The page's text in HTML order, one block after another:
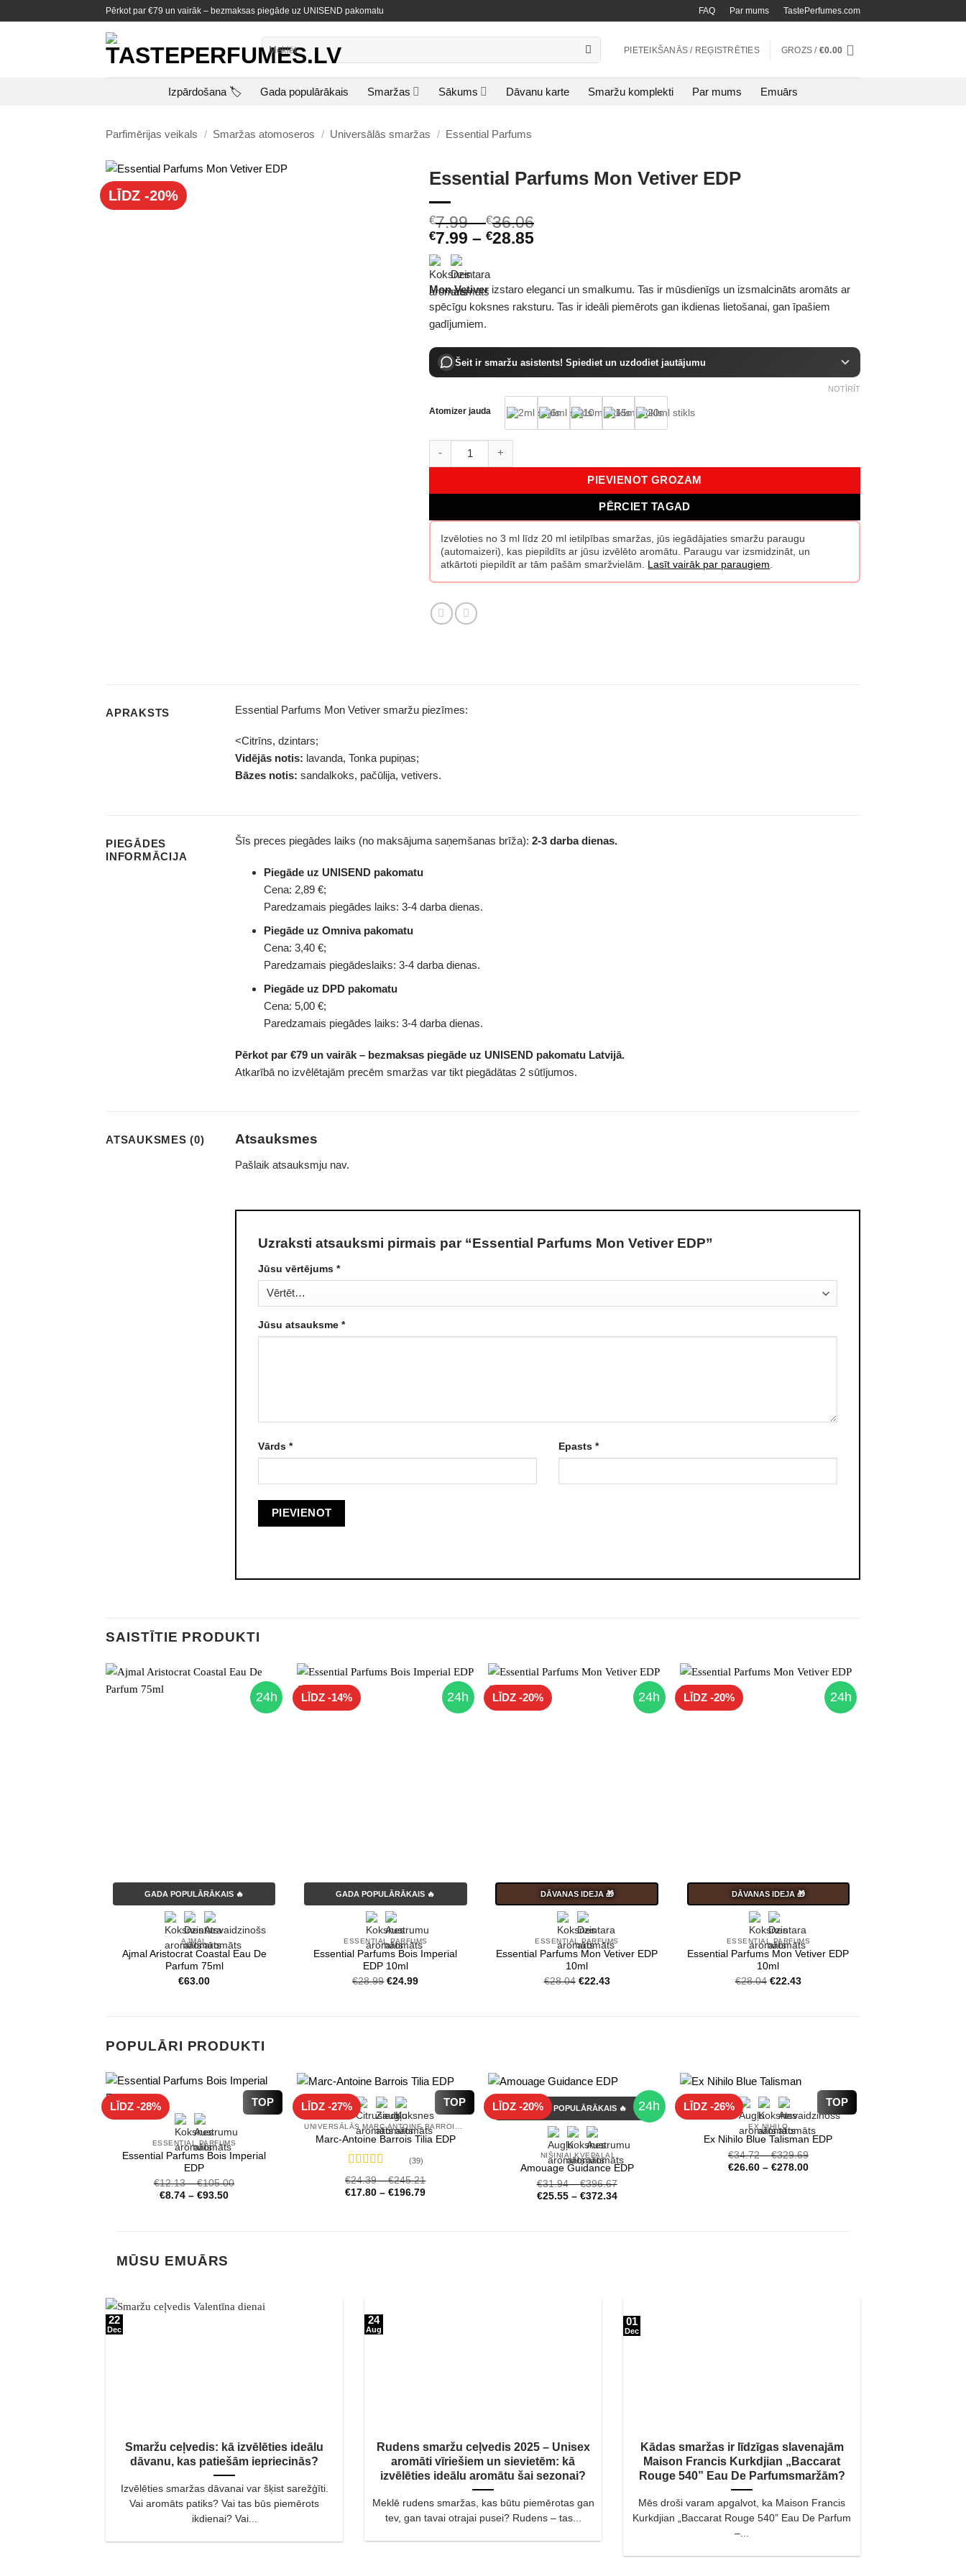
to
Pērkot par €79 un vairāk – bezmaksas piegāde uz UNISEND pakomatu FAQ Par mums TastePerfumes.com
PIETEIKŠANĀS / REĢISTRĒTIES GROZS / €0.00
Izpārdošana 🏷️ Gada populārākais Smaržas Sākums Dāvanu karte Smaržu komplekti Par mums Emuārs
Parfimērijas veikals / Smaržas atomoseros / Universālās smaržas / Essential Parfums
LĪDZ -20%
Essential Parfums Mon Vetiver EDP
€7.99–€36.06
€7.99 – €28.85
Mon Vetiver izstaro eleganci un smalkumu. Tas ir mūsdienīgs un izsmalcināts aromāts ar
spēcīgu koksnes raksturu. Tas ir ideāli piemērots gan ikdienas lietošanai, gan īpašiem
gadījumiem.
Šeit ir smaržu asistents! Spiediet un uzdodiet jautājumu
Atomizer jauda
NOTĪRĪT
PIEVIENOT GROZAM
PĒRCIET TAGAD
Izvēloties no 3 ml līdz 20 ml ietilpības smaržas, jūs iegādājaties smaržu paraugu
(automaizeri), kas piepildīts ar jūsu izvēlēto aromātu. Paraugu var izsmidzināt, un
atkārtoti piepildīt ar tām pašām smaržvielām. Lasīt vairāk par paraugiem.
APRAKSTS Essential Parfums Mon Vetiver smaržu piezīmes:
<Citrīns, dzintars;
Vidējās notis: lavanda, Tonka pupiņas;
Bāzes notis: sandalkoks, pačūlija, vetivers.
PIEGĀDES
INFORMĀCIJA
Šīs preces piegādes laiks (no maksājuma saņemšanas brīža): 2-3 darba dienas.
Piegāde uz UNISEND pakomatu
Cena: 2,89 €;
Paredzamais piegādes laiks: 3-4 darba dienas.
Piegāde uz Omniva pakomatu
Cena: 3,40 €;
Paredzamais piegādeslaiks: 3-4 darba dienas.
Piegāde uz DPD pakomatu
Cena: 5,00 €;
Paredzamais piegādes laiks: 3-4 darba dienas.
Pērkot par €79 un vairāk – bezmaksas piegāde uz UNISEND pakomatu Latvijā.
Atkarībā no izvēlētajām precēm smaržas var tikt piegādātas 2 sūtījumos.
ATSAUKSMES (0) Atsauksmes
Pašlaik atsauksmju nav.
Uzraksti atsauksmi pirmais par “Essential Parfums Mon Vetiver EDP”
Jūsu vērtējums *
Jūsu atsauksme *
Vārds * Epasts *
SAISTĪTIE PRODUKTI
24h
GADA POPULĀRĀKAIS 🔥
AJMAL
Ajmal Aristocrat Coastal Eau De
Parfum 75ml
€63.00
24h
LĪDZ -14%
GADA POPULĀRĀKAIS 🔥
ESSENTIAL PARFUMS
Essential Parfums Bois Imperial
EDP 10ml
€28.99 Original
€24.99Current
24h
LĪDZ -20%
DĀVANAS IDEJA 🎁
ESSENTIAL PARFUMS
Essential Parfums Mon Vetiver EDP
10ml
€28.04 Original
€22.43Current
24h
LĪDZ -20%
DĀVANAS IDEJA 🎁
ESSENTIAL PARFUMS
Essential Parfums Mon Vetiver EDP
10ml
€28.04 Original
€22.43Current
POPULĀRI PRODUKTI
TOP
LĪDZ -28%
ESSENTIAL PARFUMS
Essential Parfums Bois Imperial
EDP
€12.13–€105.00
€8.74 –€93.50
TOP
LĪDZ -27%
Marc-Antoine Barrois Tilia EDP
Novērtēts
ar4.72 no 5
(39)
€24.39–€245.21
€17.80 –€196.79
24h
LĪDZ -20%GADA POPULĀRĀKAIS 🔥
NIŠINIAI KVEPALAI
Amouage Guidance EDP
€31.94–€396.67
€25.55– €372.34
TOP
LĪDZ -26%
EX NIHILO
Ex Nihilo Blue Talisman EDP
€34.72–€329.69
€26.60– €278.00
MŪSU EMUĀRS
Smaržu ceļvedis: kā izvēlēties ideālu
dāvanu, kas patiešām iepriecinās?
Izvēlēties smaržas dāvanai var šķist sarežģīti.
Vai aromāts patiks? Vai tas būs piemērots
ikdienai? Vai...
22
Dec
Rudens smaržu ceļvedis 2025 – Unisex
aromāti vīriešiem un sievietēm: kā
izvēlēties ideālu aromātu šai sezonai?
Meklē rudens smaržas, kas būtu piemērotas gan
tev, gan tavai otrajai pusei? Rudens – tas...
24
Aug
Kādas smaržas ir līdzīgas slavenajām
Maison Francis Kurkdjian „Baccarat
Rouge 540” Eau De Parfumsmaržām?
Mēs droši varam apgalvot, ka Maison Francis
Kurkdjian „Baccarat Rouge 540” Eau De Parfum
–...
01
Dec